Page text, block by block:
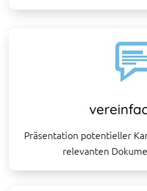
Präsentation potentieller
relevanten